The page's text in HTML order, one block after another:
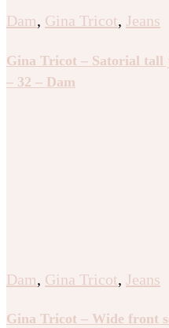
Dam, Gina Tricot, Jeans
Gina Tricot – Satorial tall
– 32 – Dam
Dam, Gina Tricot, Jeans
Gina Tricot – Wide front